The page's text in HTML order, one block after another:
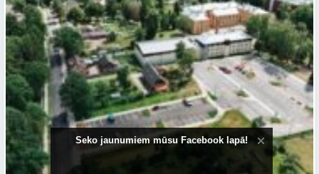
Seko jaunumiem mūsu Facebook lapā!